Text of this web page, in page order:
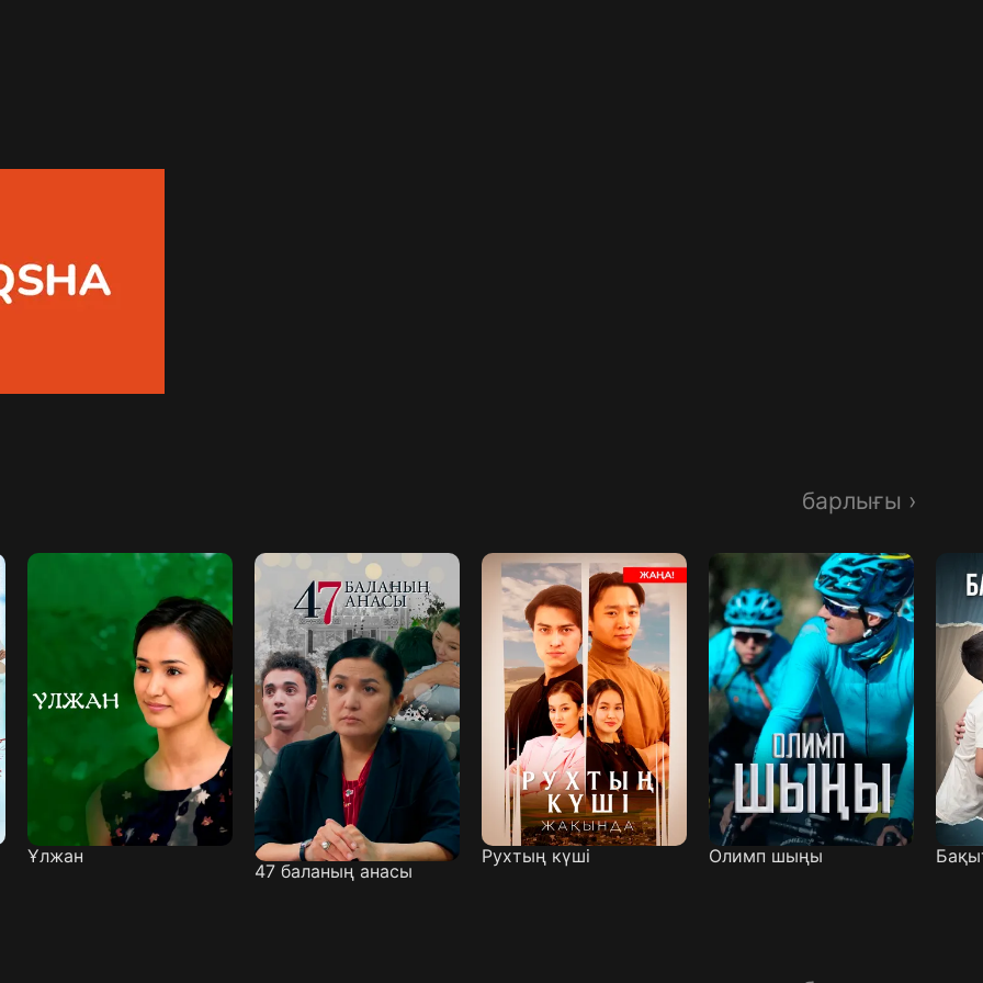
барлығы ›
Ұлжан
47 баланың анасы
Рухтың күші Олимп шыңы